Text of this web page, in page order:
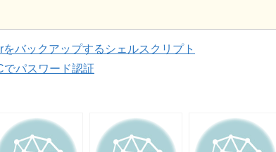
get_result(cas
Then Print "× × ○ × × × × ×" : z =
4 Then Print "× × × ○ × × × ×" : z =4
をバックアップするシェルスクリプト
でパスワード認証